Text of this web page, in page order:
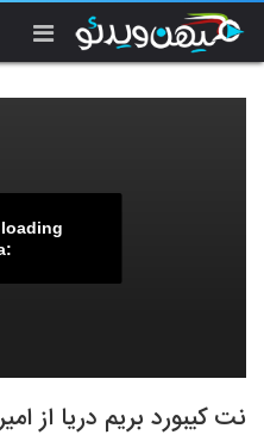
نت کیبورد بریم دریا از